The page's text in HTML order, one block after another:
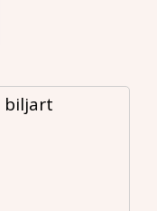
biljart